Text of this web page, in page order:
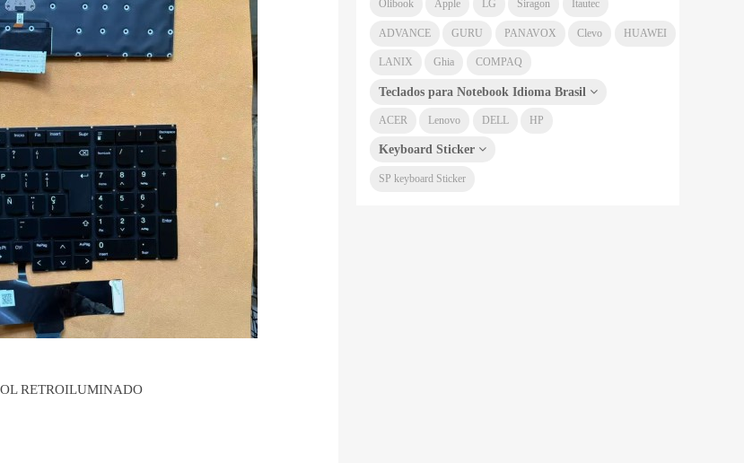
RETROILUMINADO
Olibook Apple LG Siragon Itautec
ADVANCE GURU PANAVOX Clevo HUAWEI
LANIX Ghia COMPAQ
Teclados para Notebook Idioma Brasil
ACER Lenovo DELL HP
Keyboard Sticker
SP keyboard Sticker